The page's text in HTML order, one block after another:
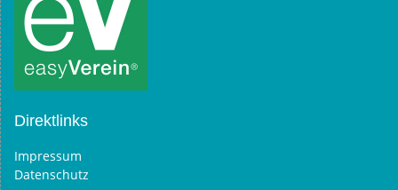
Direktlinks
Impressum
Datenschutz